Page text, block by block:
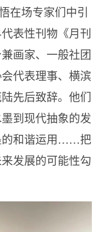
在场专家们中引
表性刊物《月刊
画家、一般社团
代表理事、横滨
先后致辞。他们
到现代抽象的发
的和谐运用……把
发展的可能性勾